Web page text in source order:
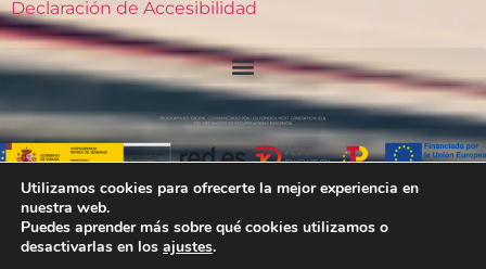
Declaración de Accesibilidad
Ⓒ goñiabogados 2023 - Todos los Derechos Reservados
Utilizamos cookies para ofrecerte la mejor experiencia en
nuestra web.
Puedes aprender más sobre qué cookies utilizamos o
desactivarlas en los ajustes.